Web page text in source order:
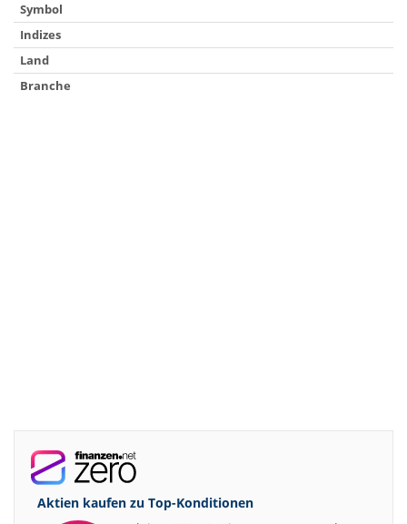
Symbol
Indizes
Land
Branche
Aktien kaufen zu Top-Konditionen